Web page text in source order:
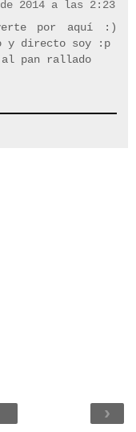
2014 a las 2:23
por aquí :)
y directo soy :p
al pan rallado
›